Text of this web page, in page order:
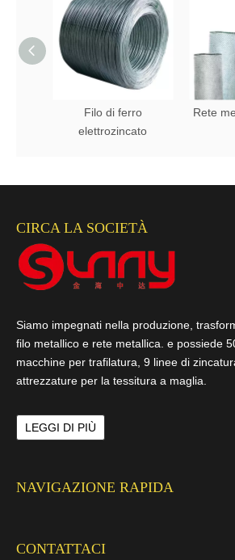
Filo di ferro
elettrozincato
Rete
CIRCA LA SOCIETÀ
Siamo impegnati nella produzione,
filo metallico e rete metallica. e possiede
macchine per trafilatura, 9 linee di
attrezzature per la tessitura a maglia.
LEGGI DI PIÙ
NAVIGAZIONE RAPIDA
CONTATTACI